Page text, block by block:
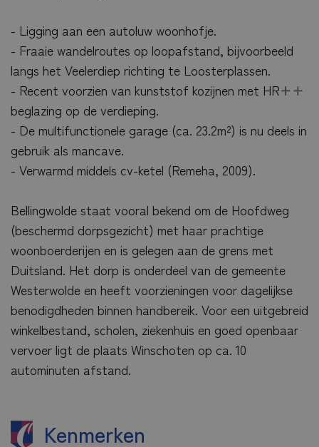
- Ligging aan een autoluw woonhofje.
- Fraaie wandelroutes op loopafstand, bijvoorbeeld
langs het Veelerdiep richting te Loosterplassen.
- Recent voorzien van kunststof kozijnen met HR++
beglazing op de verdieping.
- De multifunctionele garage (ca. 23.2m²) is nu deels in
gebruik als mancave.
- Verwarmd middels cv-ketel (Remeha, 2009).
Bellingwolde staat vooral bekend om de Hoofdweg
(beschermd dorpsgezicht) met haar prachtige
woonboerderijen en is gelegen aan de grens met
Duitsland. Het dorp is onderdeel van de gemeente
Westerwolde en heeft voorzieningen voor dagelijkse
benodigdheden binnen handbereik. Voor een uitgebreid
winkelbestand, scholen, ziekenhuis en goed openbaar
vervoer ligt de plaats Winschoten op ca. 10
autominuten afstand.
Kenmerken